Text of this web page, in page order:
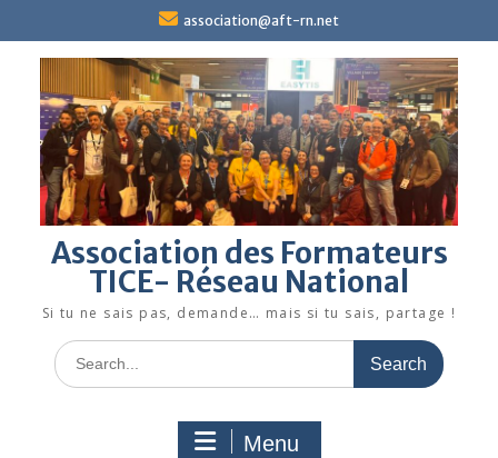
content
association@aft-rn.net
Association des Formateurs
TICE- Réseau National
Si tu ne sais pas, demande… mais si tu sais, partage !
Search
for:
Menu